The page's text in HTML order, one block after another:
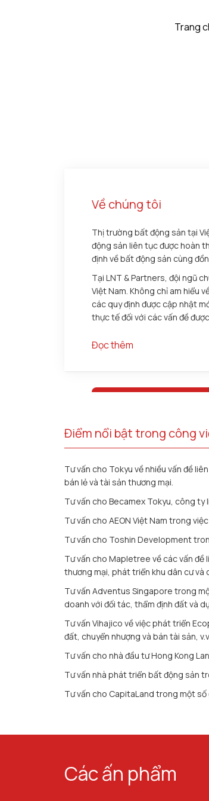
Trang
Về chúng tôi
Thị trường bất động sản tại
động sản liên tục được hoàn
định về bất động sản cùng
Tại LNT & Partners, đội ngũ
Việt Nam. Không chỉ am hiểu
các quy định được cập nhật
thực tế đối với các vấn đề
Đọc thêm
Điểm nổi bật trong công
Tư vấn cho Tokyu về nhiều vấn đề
bán lẻ và tài sản thương mại.
Tư vấn cho Becamex Tokyu, công ty
Tư vấn cho AEON Việt Nam trong
Tư vấn cho Toshin Development
Tư vấn cho Mapletree về các vấn đề
thương mại, phát triển khu dân cư và
Tư vấn Adventus Singapore trong
doanh với đối tác, thẩm định đất và
Tư vấn Vihajico về việc phát triển
đất, chuyển nhượng và bán tài sản, v.v
Tư vấn cho nhà đầu tư Hong Kong
Tư vấn nhà phát triển bất động sản
Tư vấn cho CapitaLand trong một số
Các ấn phẩm